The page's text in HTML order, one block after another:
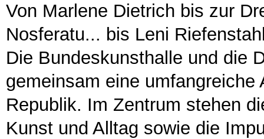
Von Marlene Dietrich bis zur
Nosferatu... bis Leni
Die Bundeskunsthalle und die
gemeinsam eine
Republik. Im Zentrum stehen
Kunst und Alltag sowie die